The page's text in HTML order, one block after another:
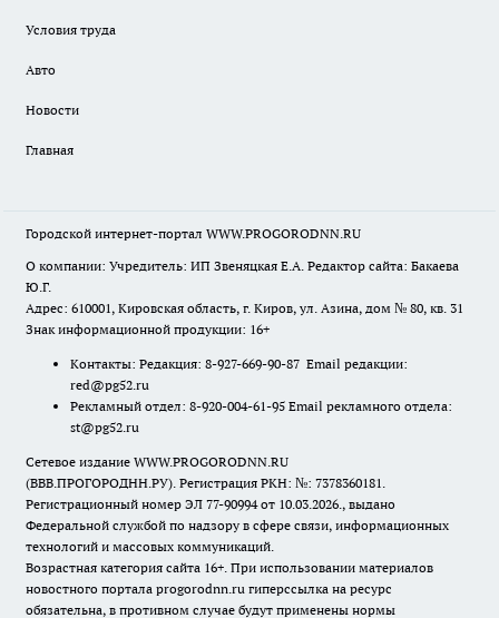
Условия труда
Авто
Новости
Главная
Городской интернет-портал WWW.PROGORODNN.RU
О компании: Учредитель: ИП Звеняцкая Е.А. Редактор сайта: Бакаева
Ю.Г.
Адрес: 610001, Кировская область, г. Киров, ул. Азина, дом № 80, кв. 31
Знак информационной продукции: 16+
Контакты: Редакция: 8-927-669-90-87 Email редакции:
red@pg52.ru
Рекламный отдел: 8-920-004-61-95 Email рекламного отдела:
st@pg52.ru
Сетевое издание WWW.PROGORODNN.RU
(ВВВ.ПРОГОРОДНН.РУ). Регистрация РКН: №: 7378360181.
Регистрационный номер ЭЛ 77-90994 от 10.03.2026., выдано
Федеральной службой по надзору в сфере связи, информационных
технологий и массовых коммуникаций.
Возрастная категория сайта 16+. При использовании материалов
новостного портала progorodnn.ru гиперссылка на ресурс
обязательна, в противном случае будут применены нормы